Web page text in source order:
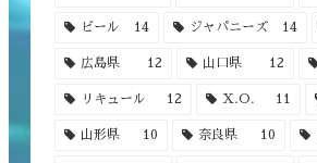
ビール 14 ジャパニーズ 14
広島県 12 山口県 12
リキュール 12 X.O. 11
山形県 10 奈良県 10